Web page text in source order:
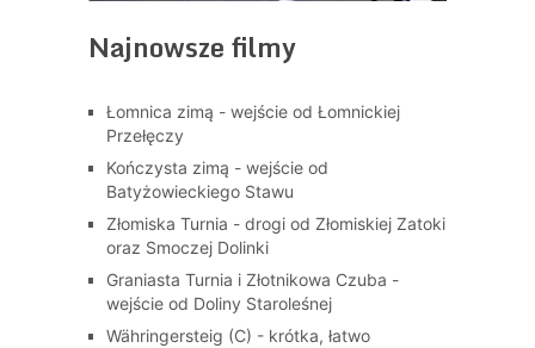
Najnowsze filmy
Łomnica zimą - wejście od Łomnickiej
Przełęczy
Kończysta zimą - wejście od
Batyżowieckiego Stawu
Złomiska Turnia - drogi od Złomiskiej Zatoki
oraz Smoczej Dolinki
Graniasta Turnia i Złotnikowa Czuba -
wejście od Doliny Staroleśnej
Währingersteig (C) - krótka, łatwo